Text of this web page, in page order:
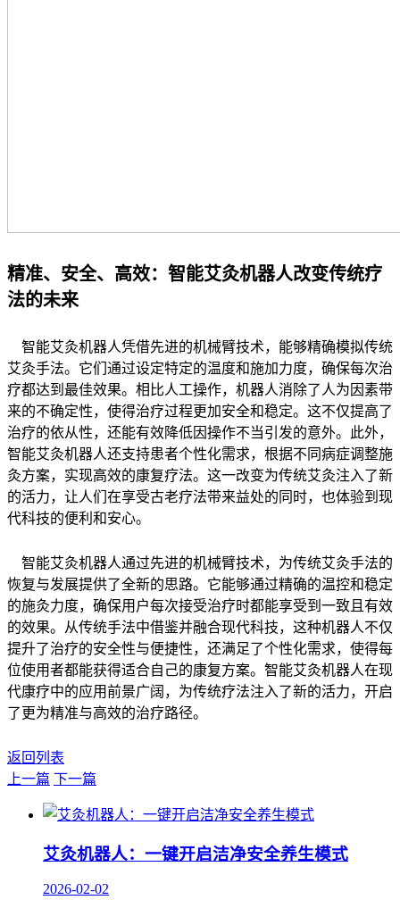
精准、安全、高效：智能艾灸机器人改变传统疗
法的未来
智能艾灸机器人凭借先进的机械臂技术，能够精确模拟传统
艾灸手法。它们通过设定特定的温度和施加力度，确保每次治
疗都达到最佳效果。相比人工操作，机器人消除了人为因素带
来的不确定性，使得治疗过程更加安全和稳定。这不仅提高了
治疗的依从性，还能有效降低因操作不当引发的意外。此外，
智能艾灸机器人还支持患者个性化需求，根据不同病症调整施
灸方案，实现高效的康复疗法。这一改变为传统艾灸注入了新
的活力，让人们在享受古老疗法带来益处的同时，也体验到现
代科技的便利和安心。
智能艾灸机器人通过先进的机械臂技术，为传统艾灸手法的
恢复与发展提供了全新的思路。它能够通过精确的温控和稳定
的施灸力度，确保用户每次接受治疗时都能享受到一致且有效
的效果。从传统手法中借鉴并融合现代科技，这种机器人不仅
提升了治疗的安全性与便捷性，还满足了个性化需求，使得每
位使用者都能获得适合自己的康复方案。智能艾灸机器人在现
代康疗中的应用前景广阔，为传统疗法注入了新的活力，开启
了更为精准与高效的治疗路径。
返回列表
上一篇 下一篇
艾灸机器人：一键开启洁净安全养生模式
2026-02-02